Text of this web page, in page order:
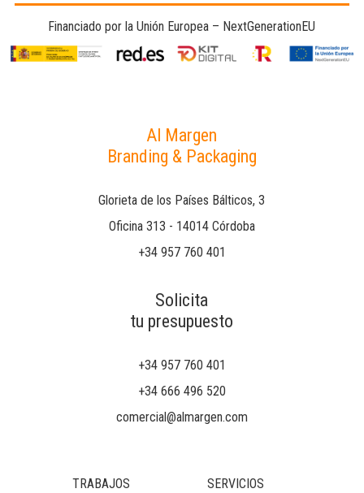
Financiado por la Unión Europea – NextGenerationEU
Al Margen
Branding & Packaging
Glorieta de los Países Bálticos, 3
Oficina 313 - 14014 Córdoba
+34 957 760 401
Solicita
tu presupuesto
+34 957 760 401
+34 666 496 520
comercial@almargen.com
TRABAJOS
SERVICIOS